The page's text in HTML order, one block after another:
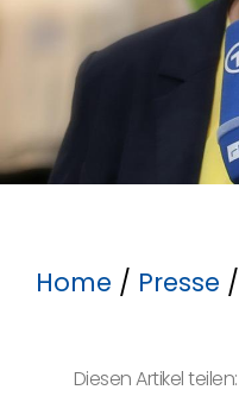
Home / Presse /
Diesen Artikel teilen: